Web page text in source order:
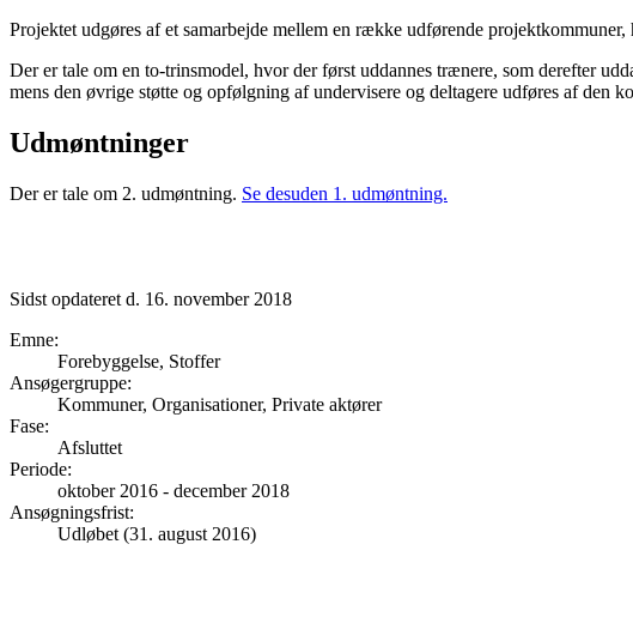
Projektet udgøres af et samarbejde mellem en række udførende
Der er tale om en to-trinsmodel, hvor der først uddannes trænere, som derefter
mens den øvrige støtte og opfølgning af undervisere og deltagere udføres af den
Udmøntninger
Der er tale om 2. udmøntning. Se desuden 1. udmøntning.
Sidst opdateret d. 16. november 2018
Emne:
Forebyggelse, Stoffer
Ansøgergruppe:
Kommuner, Organisationer, Private aktører
Fase:
Afsluttet
Periode:
oktober 2016 - december 2018
Ansøgningsfrist:
Udløbet (31. august 2016)